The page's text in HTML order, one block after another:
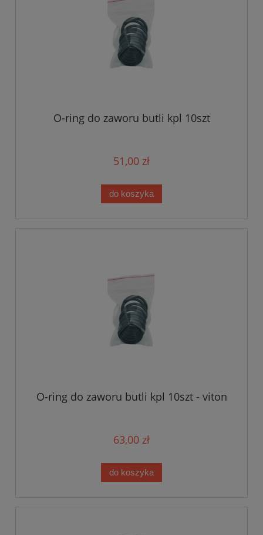
O-ring do zaworu butli kpl 10szt
51,00 zł
do koszyka
O-ring do zaworu butli kpl 10szt - viton
63,00 zł
do koszyka